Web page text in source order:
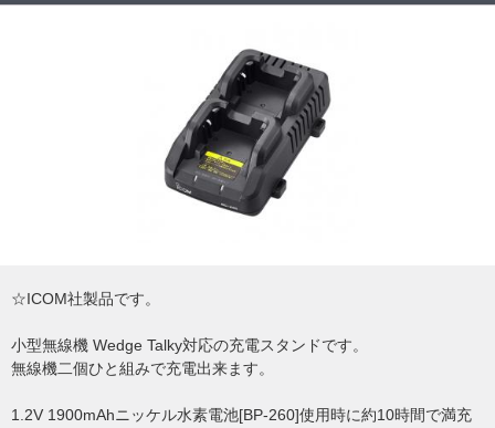
☆ICOM社製品です。
小型無線機 Wedge Talky対応の充電スタンドです。
無線機二個ひと組みで充電出来ます。
1.2V 1900mAhニッケル水素電池[BP-260]使用時に約10時間で満充